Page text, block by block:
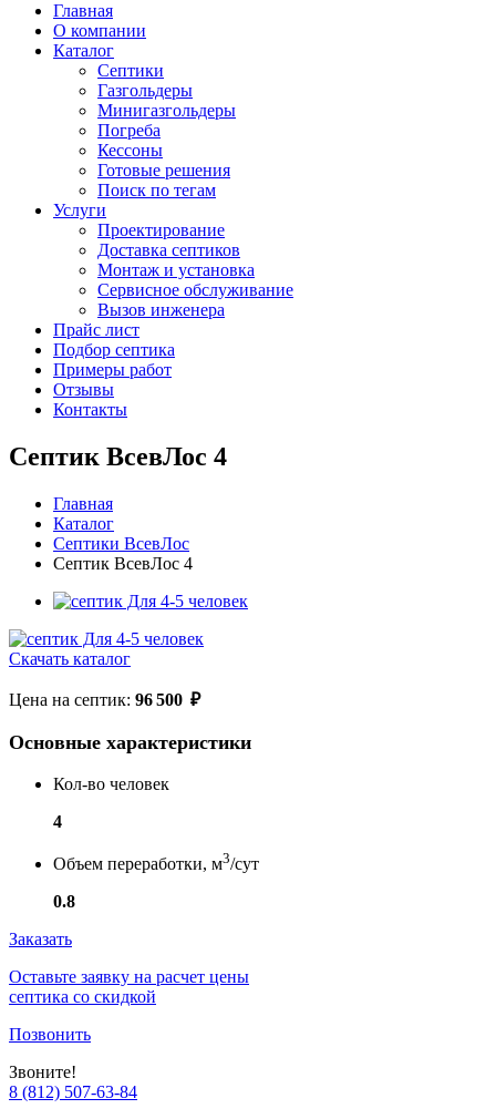
Главная
О компании
Каталог
Септики
Газгольдеры
Минигазгольдеры
Погреба
Кессоны
Готовые решения
Поиск по тегам
Услуги
Проектирование
Доставка септиков
Монтаж и установка
Сервисное обслуживание
Вызов инженера
Прайс лист
Подбор септика
Примеры работ
Отзывы
Контакты
Септик ВсевЛос 4
Главная
Каталог
Септики ВсевЛос
Септик ВсевЛос 4
Скачать каталог
Цена на септик: 96 500 ₽
Основные характеристики
Кол-во человек
4
Объем переработки, м3/сут
0.8
Заказать
Оставьте заявку на расчет цены
септика со скидкой
Позвонить
Звоните!
8 (812) 507-63-84